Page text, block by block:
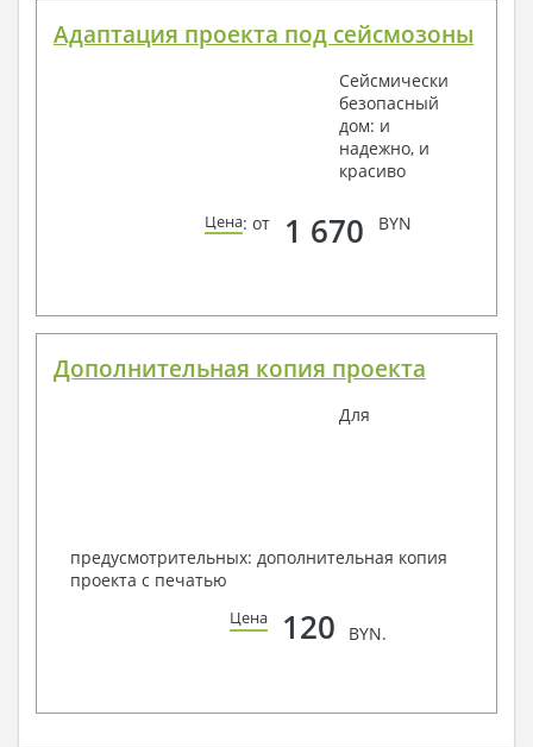
Адаптация проекта под сейсмозоны
Сейсмически
безопасный
дом: и
надежно, и
красиво
Цена: от 1 670 BYN
Дополнительная копия проекта
Для
предусмотрительных: дополнительная копия
проекта с печатью
Цена 120 BYN.